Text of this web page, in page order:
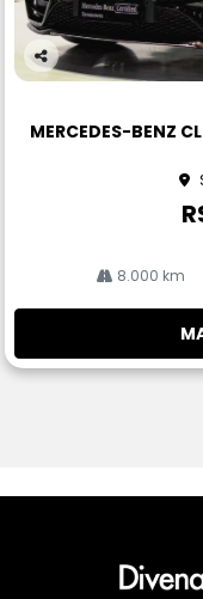
Co
rtil
MERCEDES-BENZ
8.000 km